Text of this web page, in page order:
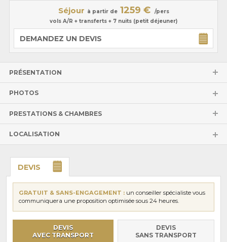
Séjour à partir de 1259 €
/pers
vols A/R + transferts + 7 nuits (petit déjeuner)
DEMANDEZ UN DEVIS
PRÉSENTATION
PHOTOS
PRESTATIONS & CHAMBRES
LOCALISATION
DEVIS
GRATUIT & SANS-ENGAGEMENT : un conseiller spécialiste vous
communiquera une proposition optimisée sous 24 heures.
DEVIS
AVEC TRANSPORT
DEVIS
SANS TRANSPORT